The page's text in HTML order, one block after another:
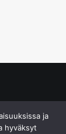
ja
hyväksyt